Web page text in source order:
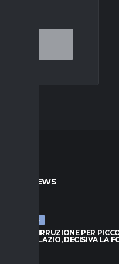
ULTIME NEWS
ULTIME NEWS
BOLOGNA, IRRUZIONE PER
A GENOA E LAZIO, DECISIVA LA